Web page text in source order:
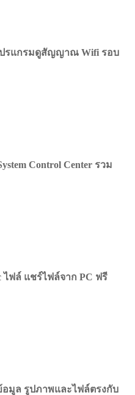
ปรแกรมดูสัญญาณ Wifi รอบ
Control Center รวม
ไฟล์ แชร์ไฟล์จาก PC ฟรี
อมูล รูปภาพและไฟล์ตรงกับ